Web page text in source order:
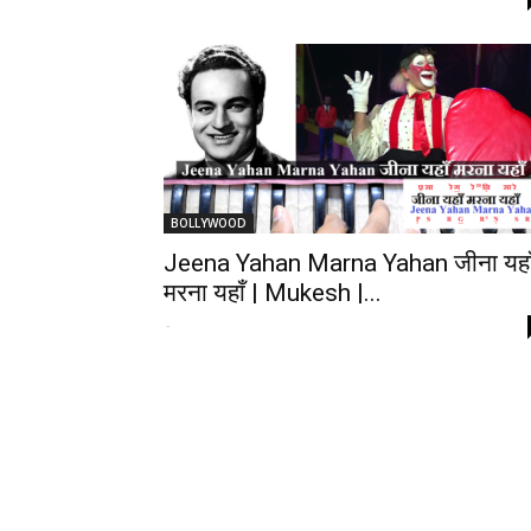
BOLLYWOOD
Jeena Yahan Marna Yahan जीना
मरना यहाँ | Mukesh |...
-